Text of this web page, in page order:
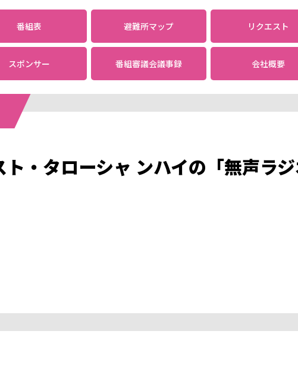
番組表 避難所マップ リクエスト
スポンサー 番組審議会議事録 会社概要
・タローシャ ンハイの「無声ラジ